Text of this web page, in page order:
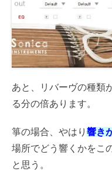
あと、リバーヴの種類
る分の倍あります。
箏の場合、やはり響き
場所でどう響くかをこ
と思う。